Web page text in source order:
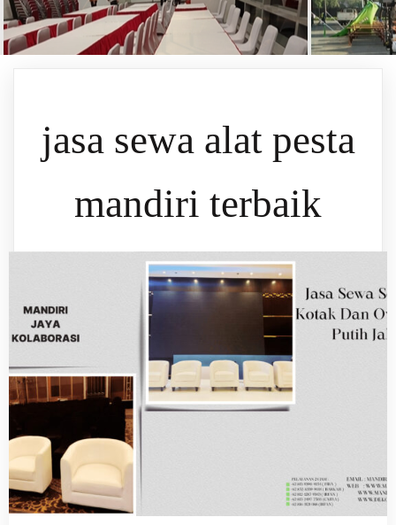
jasa sewa alat pesta
mandiri terbaik